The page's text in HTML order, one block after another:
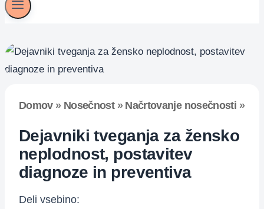
Domov» Nosečnost» Načrtovanje nosečnosti »
Dejavniki tveganja za žensko
neplodnost, postavitev
diagnoze in preventiva
Deli vsebino: